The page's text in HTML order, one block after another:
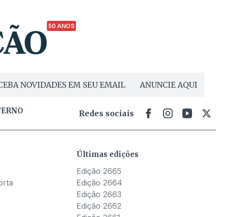
50 ANOS
NOVIDADES EM SEU EMAIL ANUNCIE AQUI
Redes sociais
Últimas edições
Edição 2665
Edição 2664
Edição 2663
Edição 2662